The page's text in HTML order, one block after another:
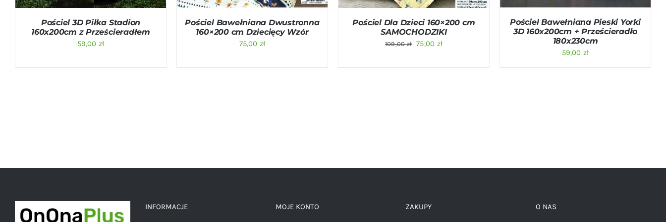
Pościel 3D Piłka Stadion
160x200cm z Prześcieradłem
59,00 zł
Pościel Bawełniana Dwustronna
160×200 cm Dziecięcy Wzór
75,00 zł
Pościel Dla Dzieci 160×200 cm
SAMOCHODZIKI
109,00zł
Pierwotna
75,00 złAktualna
Pościel Bawełniana Pieski Yorki
3D 160x200cm + Prześcieradło
180x230cm
59,00 zł
INFORMACJE MOJE KONTO ZAKUPY O NAS